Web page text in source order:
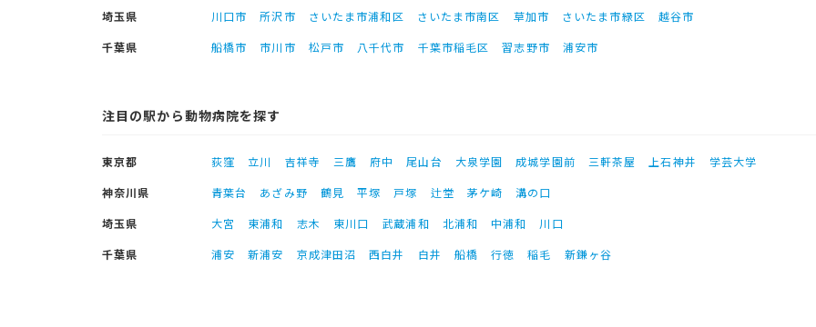
埼玉県
川口市 所沢市 さいたま市浦和区 さいたま市南区 草加市 さいたま市緑区
越谷市
千葉県
船橋市 市川市 松戸市 八千代市 千葉市稲毛区 習志野市 浦安市
注目の駅から動物病院を探す
東京都 荻窪 立川 吉祥寺 三鷹 府中 尾山台 大泉学園 成城学園前 三軒茶屋 上石神井
学芸大学
神奈川県
青葉台 あざみ野 鶴見 平塚 戸塚 辻堂 茅ケ崎
溝の口
埼玉県
大宮 東浦和 志木 東川口 武蔵浦和 北浦和 中浦和
川口
千葉県
浦安 新浦安 京成津田沼 西白井 白井 船橋 行徳 稲毛 新鎌ヶ谷